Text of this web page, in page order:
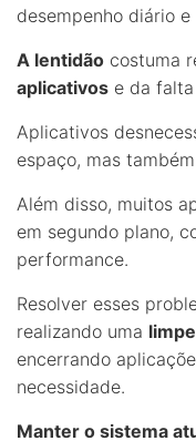
desempenho diário
A lentidão costuma
aplicativos e da
Aplicativos
espaço, mas também
Além disso, muitos
em segundo plano,
performance.
Resolver esses
realizando uma
encerrando
necessidade.
Manter o sistema